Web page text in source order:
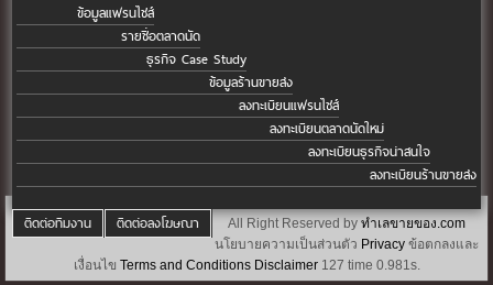
ข้อมูลแฟรนไชส์
รายชื่อตลาดนัด
ธุรกิจ Case Study
ข้อมูลร้านขายส่ง
ลงทะเบียนแฟรนไชส์
ลงทะเบียนตลาดนัดใหม่
ลงทะเบียนธุรกิจน่าสนใจ
ลงทะเบียนร้านขายส่ง
ติดต่อทีมงาน ติดต่อลงโฆษณา All Right Reserved by ทำเลขายของ.com
นโยบายความเป็นส่วนตัว Privacy ข้อตกลงและ
เงื่อนไข Terms and Conditions Disclaimer127 time 0.981s.